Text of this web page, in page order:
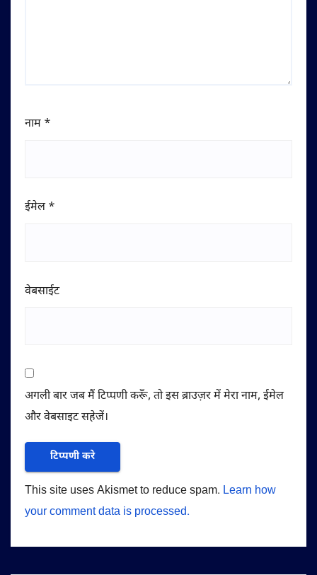
नाम *
ईमेल *
वेबसाईट
अगली बार जब मैं टिप्पणी करूँ, तो इस ब्राउज़र में मेरा नाम, ईमेल
और वेबसाइट सहेजें।
This site uses Akismet to reduce spam. Learn how
your comment data is processed.